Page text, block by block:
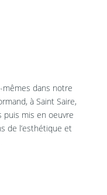
mêmes dans notre
à Saint Saire,
puis mis en oeuvre
de l’esthétique et